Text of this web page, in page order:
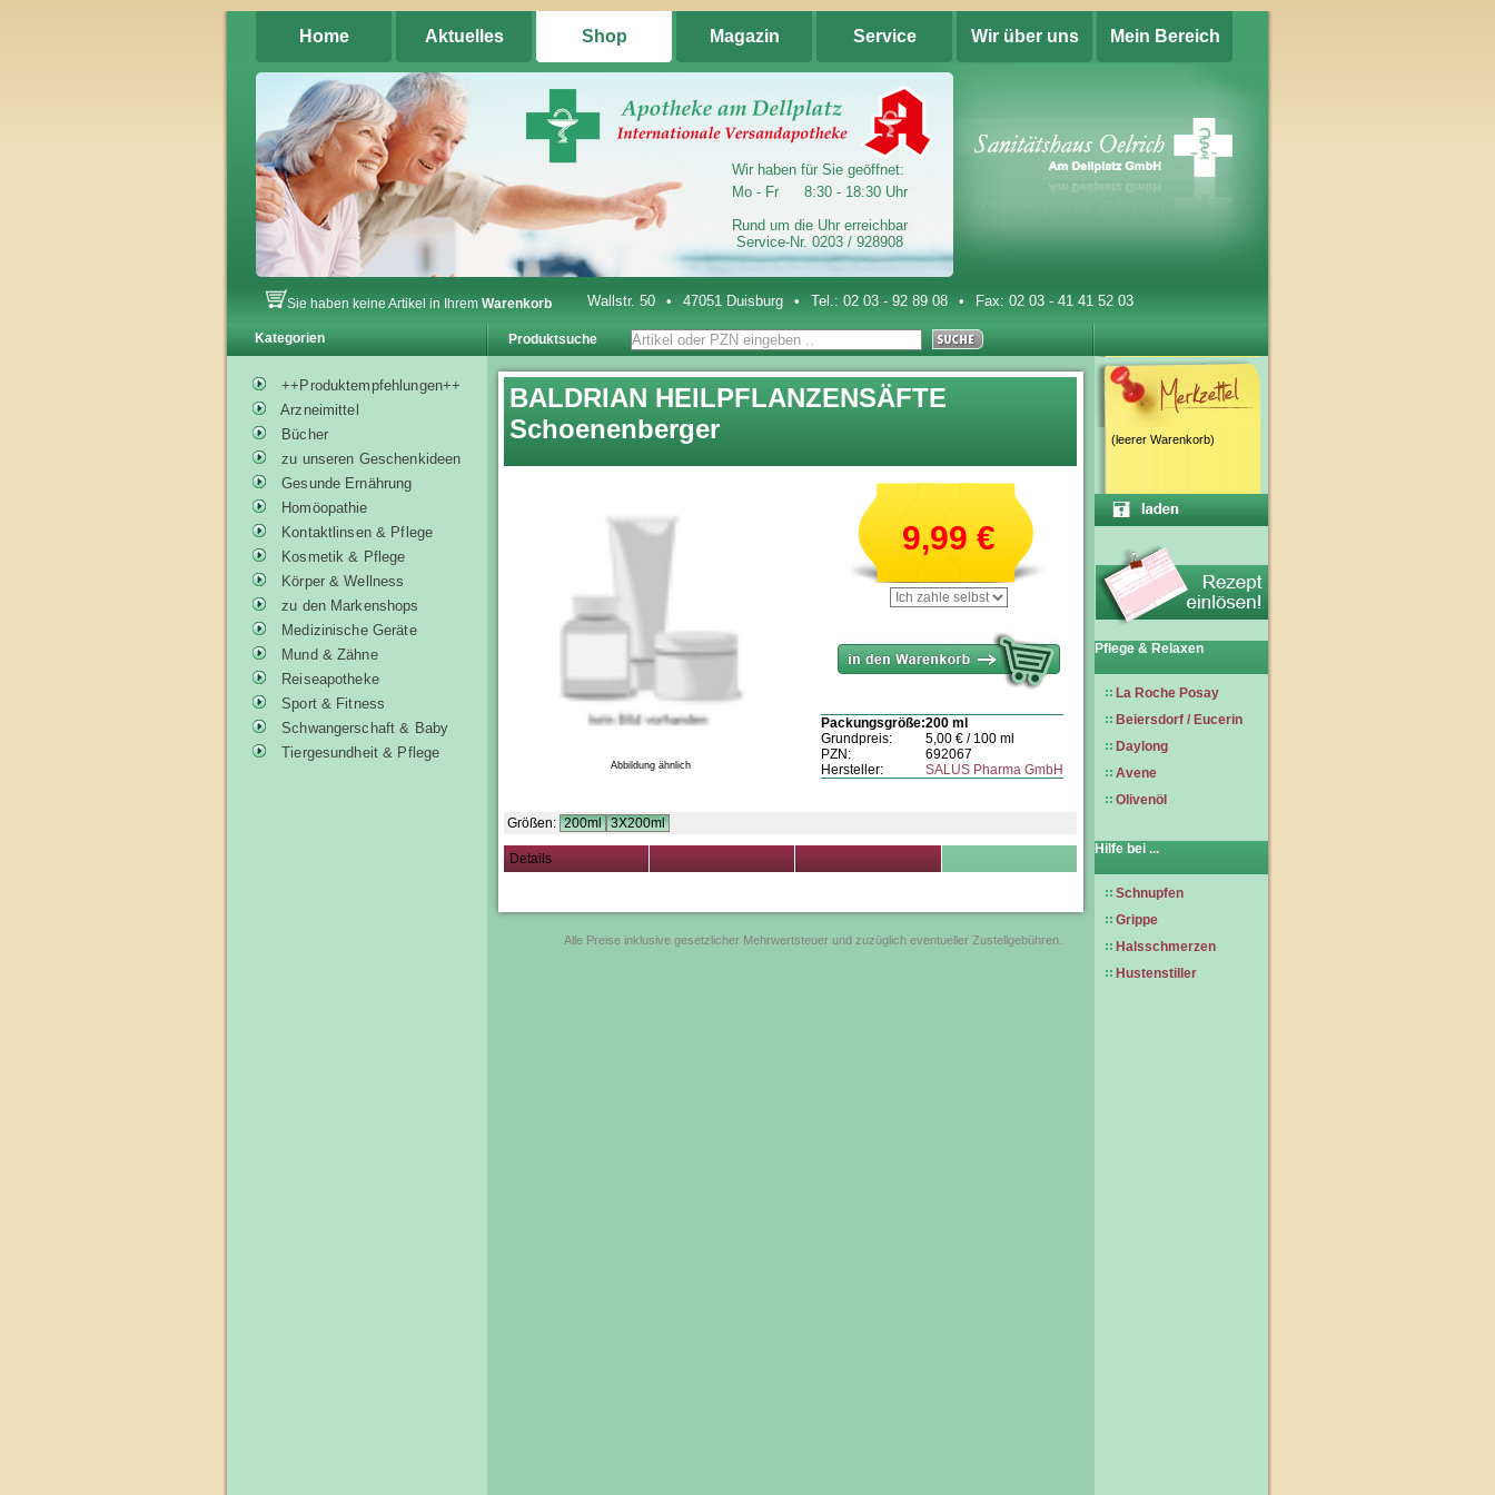
Home Aktuelles Shop Magazin Service Wir über uns Mein Bereich
Wallstr. 50 • 47051 Duisburg • Tel.: 02 03 - 92 89 08 • Fax: 02 03 - 41 41 52 03
Wir haben für Sie geöffnet:
Mo - Fr
8:30 - 18:30 Uhr
Rund um die Uhr erreichbar
Service-Nr. 0203 / 928908
Sie haben keine Artikel in Ihrem Warenkorb
Kategorien
++Produktempfehlungen++
Arzneimittel
Bücher
zu unseren Geschenkideen
Gesunde Ernährung
Homöopathie
Kontaktlinsen & Pflege
Kosmetik & Pflege
Körper & Wellness
zu den Markenshops
Medizinische Geräte
Mund & Zähne
Reiseapotheke
Sport & Fitness
Schwangerschaft & Baby
Tiergesundheit & Pflege
Produktsuche
BALDRIAN HEILPFLANZENSÄFTE
Schoenenberger
Abbildung ähnlich
9,99 €
Packungsgröße:200 ml
Grundpreis:
5,00 € / 100 ml
PZN:
692067
Hersteller:
SALUS Pharma GmbH
Größen: 200ml 3X200ml
Details
Alle Preise inklusive gesetzlicher Mehrwertsteuer und zuzüglich eventueller Zustellgebühren.
(leerer Warenkorb)
Pflege & Relaxen
La Roche Posay
Beiersdorf / Eucerin
Daylong
Avene
Olivenöl
Hilfe bei ...
Schnupfen
Grippe
Halsschmerzen
Hustenstiller